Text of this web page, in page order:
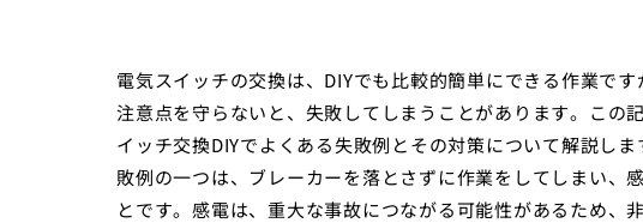
電気スイッチの交換は、DIYでも比較的簡単にできる作業です
注意点を守らないと、失敗してしまうことがあります。この
イッチ交換DIYでよくある失敗例とその対策について解説し
敗例の一つは、ブレーカーを落とさずに作業をしてしまい、
とです。感電は、重大な事故につながる可能性があるため、